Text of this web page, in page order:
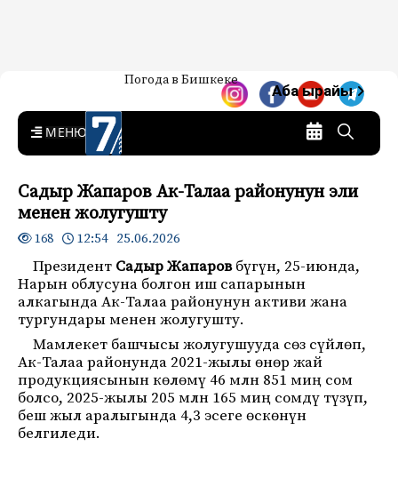
7-канал. Жаңылыктар —
Кыргызстан
Жаңылыктар — Кыргызстан
Погода в Бишкеке
Аба ырайы
MENU
Садыр Жапаров Ак-Талаа районунун эли
менен жолугушту
168 12:54 25.06.2026
Президент Садыр Жапаровбүгүн, 25-июнда,
Нарын облусуна болгон иш сапарынын
алкагында Ак-Талаа районунун активи жана
тургундары менен жолугушту.
Мамлекет башчысы жолугушууда сөз сүйлөп,
Ак-Талаа районунда 2021-жылы өнөр жай
продукциясынын көлөмү 46 млн 851 миң сом
болсо, 2025-жылы 205 млн 165 миң сомдү түзүп,
беш жыл аралыгында 4,3 эсеге өскөнүн
белгиледи.